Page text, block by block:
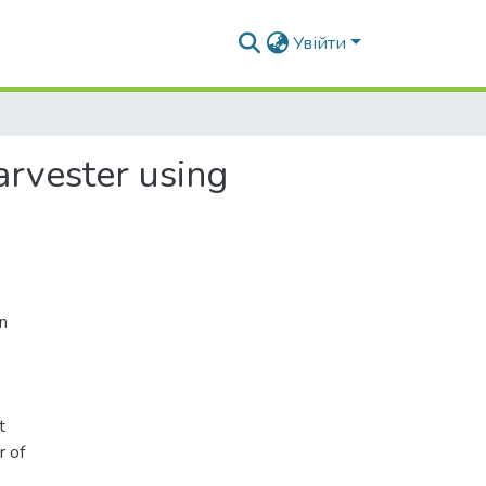
Увійти
using
of